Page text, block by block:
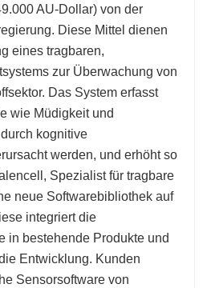
AU-Dollar) von der
Diese Mittel dienen
eines tragbaren,
zur Überwachung von
Das System erfasst
wie Müdigkeit und
kognitive
werden, und erhöht so
Spezialist für tragbare
neue Softwarebibliothek auf
integriert die
in bestehende Produkte und
Entwicklung. Kunden
Sensorsoftware von